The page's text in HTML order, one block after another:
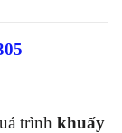
trình khuấy